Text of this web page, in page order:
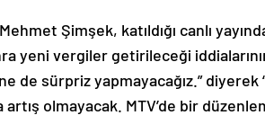
Şimşek, katıldığı canlı
yeni vergiler getirileceği
de sürpriz yapmayacağız.”
olmayacak. MTV’de bir